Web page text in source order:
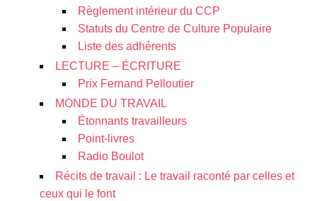
Règlement intérieur du CCP
Statuts du Centre de Culture Populaire
Liste des adhérents
LECTURE – ÉCRITURE
Prix Fernand Pelloutier
MONDE DU TRAVAIL
Étonnants travailleurs
Point-livres
Radio Boulot
Récits de travail : Le travail raconté par celles et
ceux qui le font